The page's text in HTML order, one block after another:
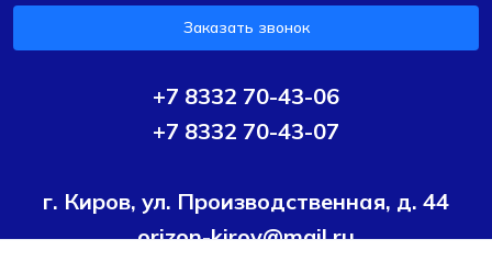
Заказать звонок
+7 8332 70-43-06
+7 8332 70-43-07
г. Киров, ул. Производственная, д. 44
orizon-kirov@mail.ru